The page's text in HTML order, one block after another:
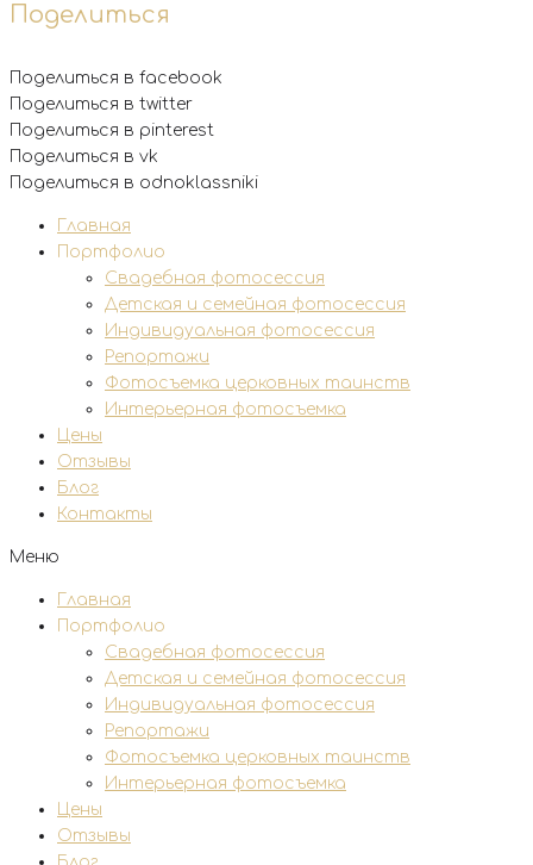
Поделиться
Поделиться в facebook
Поделиться в twitter
Поделиться в pinterest
Поделиться в vk
Поделиться в odnoklassniki
Главная
Портфолио
Свадебная фотосессия
Детская и семейная фотосессия
Индивидуальная фотосессия
Репортажи
Фотосъемка церковных таинств
Интерьерная фотосъемка
Цены
Отзывы
Блог
Контакты
Меню
Главная
Портфолио
Свадебная фотосессия
Детская и семейная фотосессия
Индивидуальная фотосессия
Репортажи
Фотосъемка церковных таинств
Интерьерная фотосъемка
Цены
Отзывы